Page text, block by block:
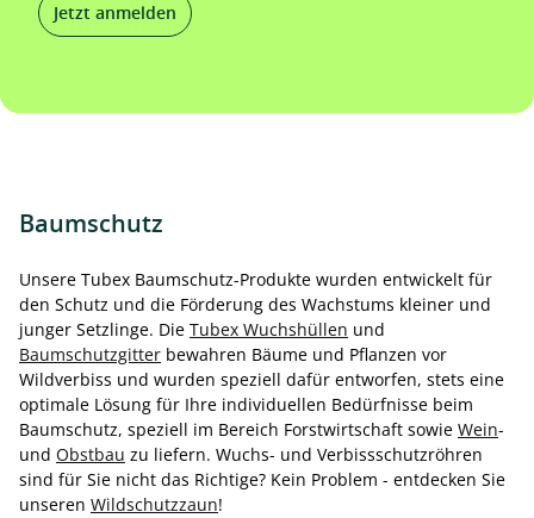
Jetzt anmelden
Baumschutz
Unsere Tubex Baumschutz-Produkte wurden entwickelt für
den Schutz und die Förderung des Wachstums kleiner und
junger Setzlinge. Die Tubex Wuchshüllen und
Baumschutzgitter bewahren Bäume und Pflanzen vor
Wildverbiss und wurden speziell dafür entworfen, stets eine
optimale Lösung für Ihre individuellen Bedürfnisse beim
Baumschutz, speziell im Bereich Forstwirtschaft sowie Wein-
und Obstbau zu liefern. Wuchs- und Verbissschutzröhren
sind für Sie nicht das Richtige? Kein Problem - entdecken Sie
unseren Wildschutzzaun!